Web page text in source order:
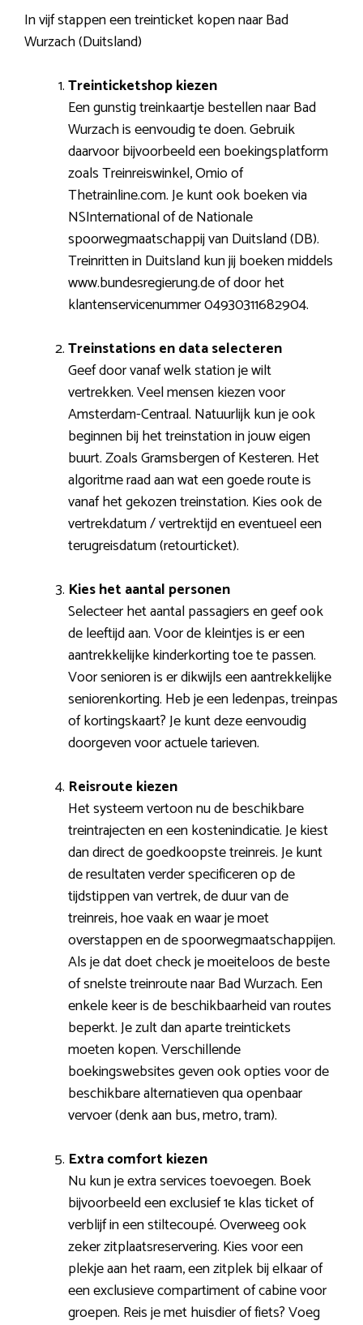
In vijf stappen een treinticket kopen naar Bad
Wurzach (Duitsland)
Treinticketshop kiezen
Een gunstig treinkaartje bestellen naar Bad
Wurzach is eenvoudig te doen. Gebruik
daarvoor bijvoorbeeld een boekingsplatform
zoals Treinreiswinkel, Omio of
Thetrainline.com. Je kunt ook boeken via
NSInternational of de Nationale
spoorwegmaatschappij van Duitsland (DB).
Treinritten in Duitsland kun jij boeken middels
www.bundesregierung.de of door het
klantenservicenummer 04930311682904.
Treinstations en data selecteren
Geef door vanaf welk station je wilt
vertrekken. Veel mensen kiezen voor
Amsterdam-Centraal. Natuurlijk kun je ook
beginnen bij het treinstation in jouw eigen
buurt. Zoals Gramsbergen of Kesteren. Het
algoritme raad aan wat een goede route is
vanaf het gekozen treinstation. Kies ook de
vertrekdatum / vertrektijd en eventueel een
terugreisdatum (retourticket).
Kies het aantal personen
Selecteer het aantal passagiers en geef ook
de leeftijd aan. Voor de kleintjes is er een
aantrekkelijke kinderkorting toe te passen.
Voor senioren is er dikwijls een aantrekkelijke
seniorenkorting. Heb je een ledenpas, treinpas
of kortingskaart? Je kunt deze eenvoudig
doorgeven voor actuele tarieven.
Reisroute kiezen
Het systeem vertoon nu de beschikbare
treintrajecten en een kostenindicatie. Je kiest
dan direct de goedkoopste treinreis. Je kunt
de resultaten verder specificeren op de
tijdstippen van vertrek, de duur van de
treinreis, hoe vaak en waar je moet
overstappen en de spoorwegmaatschappijen.
Als je dat doet check je moeiteloos de beste
of snelste treinroute naar Bad Wurzach. Een
enkele keer is de beschikbaarheid van routes
beperkt. Je zult dan aparte treintickets
moeten kopen. Verschillende
boekingswebsites geven ook opties voor de
beschikbare alternatieven qua openbaar
vervoer (denk aan bus, metro, tram).
Extra comfort kiezen
Nu kun je extra services toevoegen. Boek
bijvoorbeeld een exclusief 1e klas ticket of
verblijf in een stiltecoupé. Overweeg ook
zeker zitplaatsreservering. Kies voor een
plekje aan het raam, een zitplek bij elkaar of
een exclusieve compartiment of cabine voor
groepen. Reis je met huisdier of fiets? Voeg